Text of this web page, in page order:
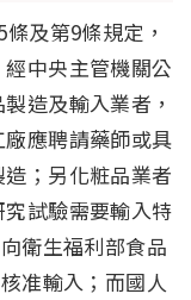
及第9條規定，
中央主管機關公
造及輸入業者，
應聘請藥師或具
；另化粧品業者
試驗需要輸入特
衛生福利部食品
准輸入；而國人